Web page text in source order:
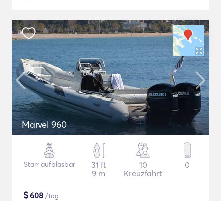
Marvel 960
Starr aufblasbar
31 ft
9 m
10
Kreuzfahrt
0
$608 /Tag